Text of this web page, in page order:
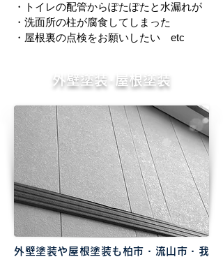
・トイレの配管からぽたぽたと水漏れが
・洗面所の柱が腐食してしまった
・屋根裏の点検をお願いしたい etc
外壁塗装･屋根塗装
外壁塗装や屋根塗装も柏市・流山市・我